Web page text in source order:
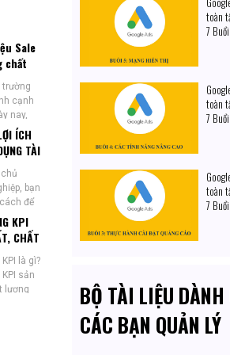
Sale
chất
cho
bộ
trường
cạnh
nay,
cao kỹ
ÍCH
TÀI
TRỊ
bạn
để
hiệu
KPI
CHẤT
là gì?
sản
lượng
toàn
7
toàn
7
toàn
7
BỘ TÀI LIỆU DÀNH
CÁC BẠN QUẢN LÝ